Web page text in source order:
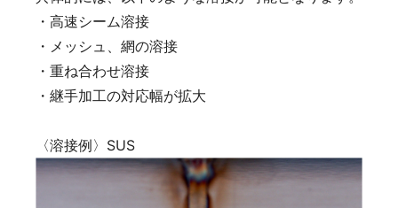
・高速シーム溶接
・メッシュ、網の溶接
・重ね合わせ溶接
・継手加工の対応幅が拡大
〈溶接例〉SUS